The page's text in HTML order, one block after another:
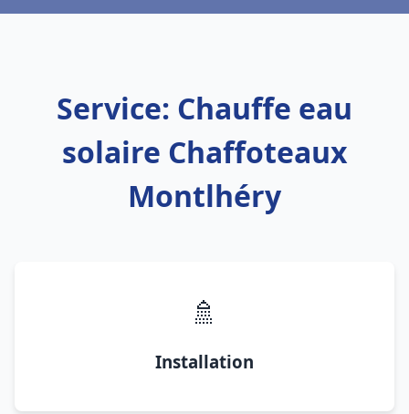
Service: Chauffe eau
solaire Chaffoteaux
Montlhéry
🚿
Installation